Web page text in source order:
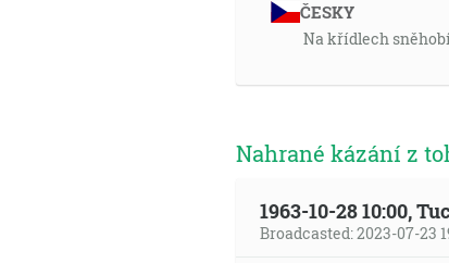
ČESKY
Na křídlech
Nahrané kázání z
1963-10-28 10:00,
Broadcasted: 2023-07-23